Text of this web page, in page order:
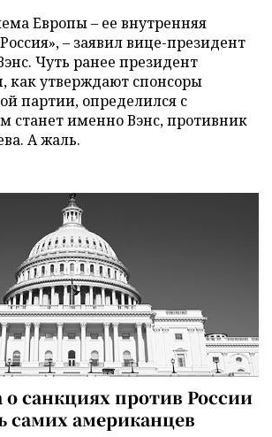
Европы – ее внутренняя
– заявил вице-президент
Чуть ранее президент
как утверждают спонсоры
партии, определился с
станет именно Вэнс, противник
А жаль.
о санкциях против России
самих американцев